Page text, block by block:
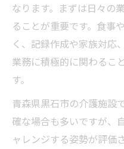
なります。まずは日々の
ることが重要です。食事
く、記録作成や家族対応
業務に積極的に関わるこ
す。
青森県黒石市の介護施設
確な場合も多いですが、
ャレンジする姿勢が評価